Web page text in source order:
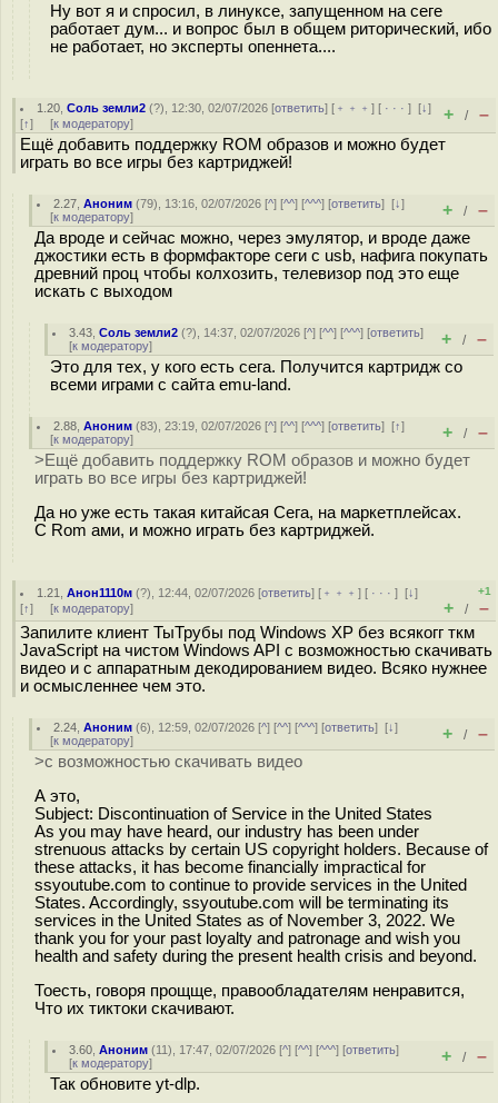
Ну вот я и спросил, в линуксе, запущенном на сеге
работает дум... и вопрос был в общем риторический, ибо
не работает, но эксперты опеннета....
1.20 ,Соль земли2 (?), 12:30, 02/07/2026 [ответить] [ ﹢﹢﹢] [ · · ·][↓]
[↑] [к модератору] + / –
Ещё добавить поддержку ROM образов и можно будет
играть во все игры без картриджей!
2.27 ,Аноним (79), 13:16, 02/07/2026 [^] [^^] [^^^] [ответить][↓]
[к модератору] + / –
Да вроде и сейчас можно, через эмулятор, и вроде даже
джостики есть в формфакторе сеги с usb, нафига покупать
древний проц чтобы колхозить, телевизор под это еще
искать с выходом
3.43 ,Соль земли2 (?), 14:37, 02/07/2026 [^] [^^] [^^^] [ответить]
[к модератору] + / –
Это для тех, у кого есть сега. Получится картридж со
всеми играми с сайта emu-land.
2.88 ,Аноним (83), 23:19, 02/07/2026 [^] [^^] [^^^] [ответить][↑]
[к модератору] + / –
>Ещё добавить поддержку ROM образов и можно будет
играть во все игры без картриджей!
Да но уже есть такая китайсая Сега, на маркетплейсах.
С Rom ами, и можно играть без картриджей.
1.21 ,Анон1110м (?), 12:44, 02/07/2026 [ответить] [ ﹢﹢﹢] [ · · ·][↓]
[↑] [к модератору]
+1
+ / –
Запилите клиент ТыТрубы под Windows XP без всякогг ткм
JavaScript на чистом Windows API с возможностью скачивать
видео и с аппаратным декодированием видео. Всяко нужнее
и осмысленнее чем это.
2.24 ,Аноним (6), 12:59, 02/07/2026 [^] [^^] [^^^] [ответить][↓]
[к модератору] + / –
>с возможностью скачивать видео
А это,
Subject: Discontinuation of Service in the United States
As you may have heard, our industry has been under
strenuous attacks by certain US copyright holders. Because of
these attacks, it has become financially impractical for
ssyoutube.com to continue to provide services in the United
States. Accordingly, ssyoutube.com will be terminating its
services in the United States as of November 3, 2022. We
thank you for your past loyalty and patronage and wish you
health and safety during the present health crisis and beyond.
Тоесть, говоря прощще, правообладателям ненравится,
Что их тиктоки скачивают.
3.60 ,Аноним (11), 17:47, 02/07/2026 [^] [^^] [^^^] [ответить]
[к модератору] + / –
Так обновите yt-dlp.